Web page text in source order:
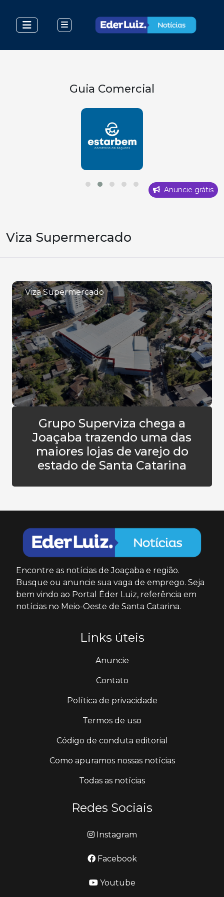
Guia Comercial
Anuncie grátis
Viza Supermercado
Viza Supermercado
Grupo Superviza chega a
Joaçaba trazendo uma das
maiores lojas de varejo do
estado de Santa Catarina
Encontre as notícias de Joaçaba e região.
Busque ou anuncie sua vaga de emprego. Seja
bem vindo ao Portal Éder Luiz, referência em
notícias no Meio-Oeste de Santa Catarina.
Links úteis
Anuncie
Contato
Política de privacidade
Termos de uso
Código de conduta editorial
Como apuramos nossas notícias
Todas as notícias
Redes Sociais
Instagram
Facebook
Youtube